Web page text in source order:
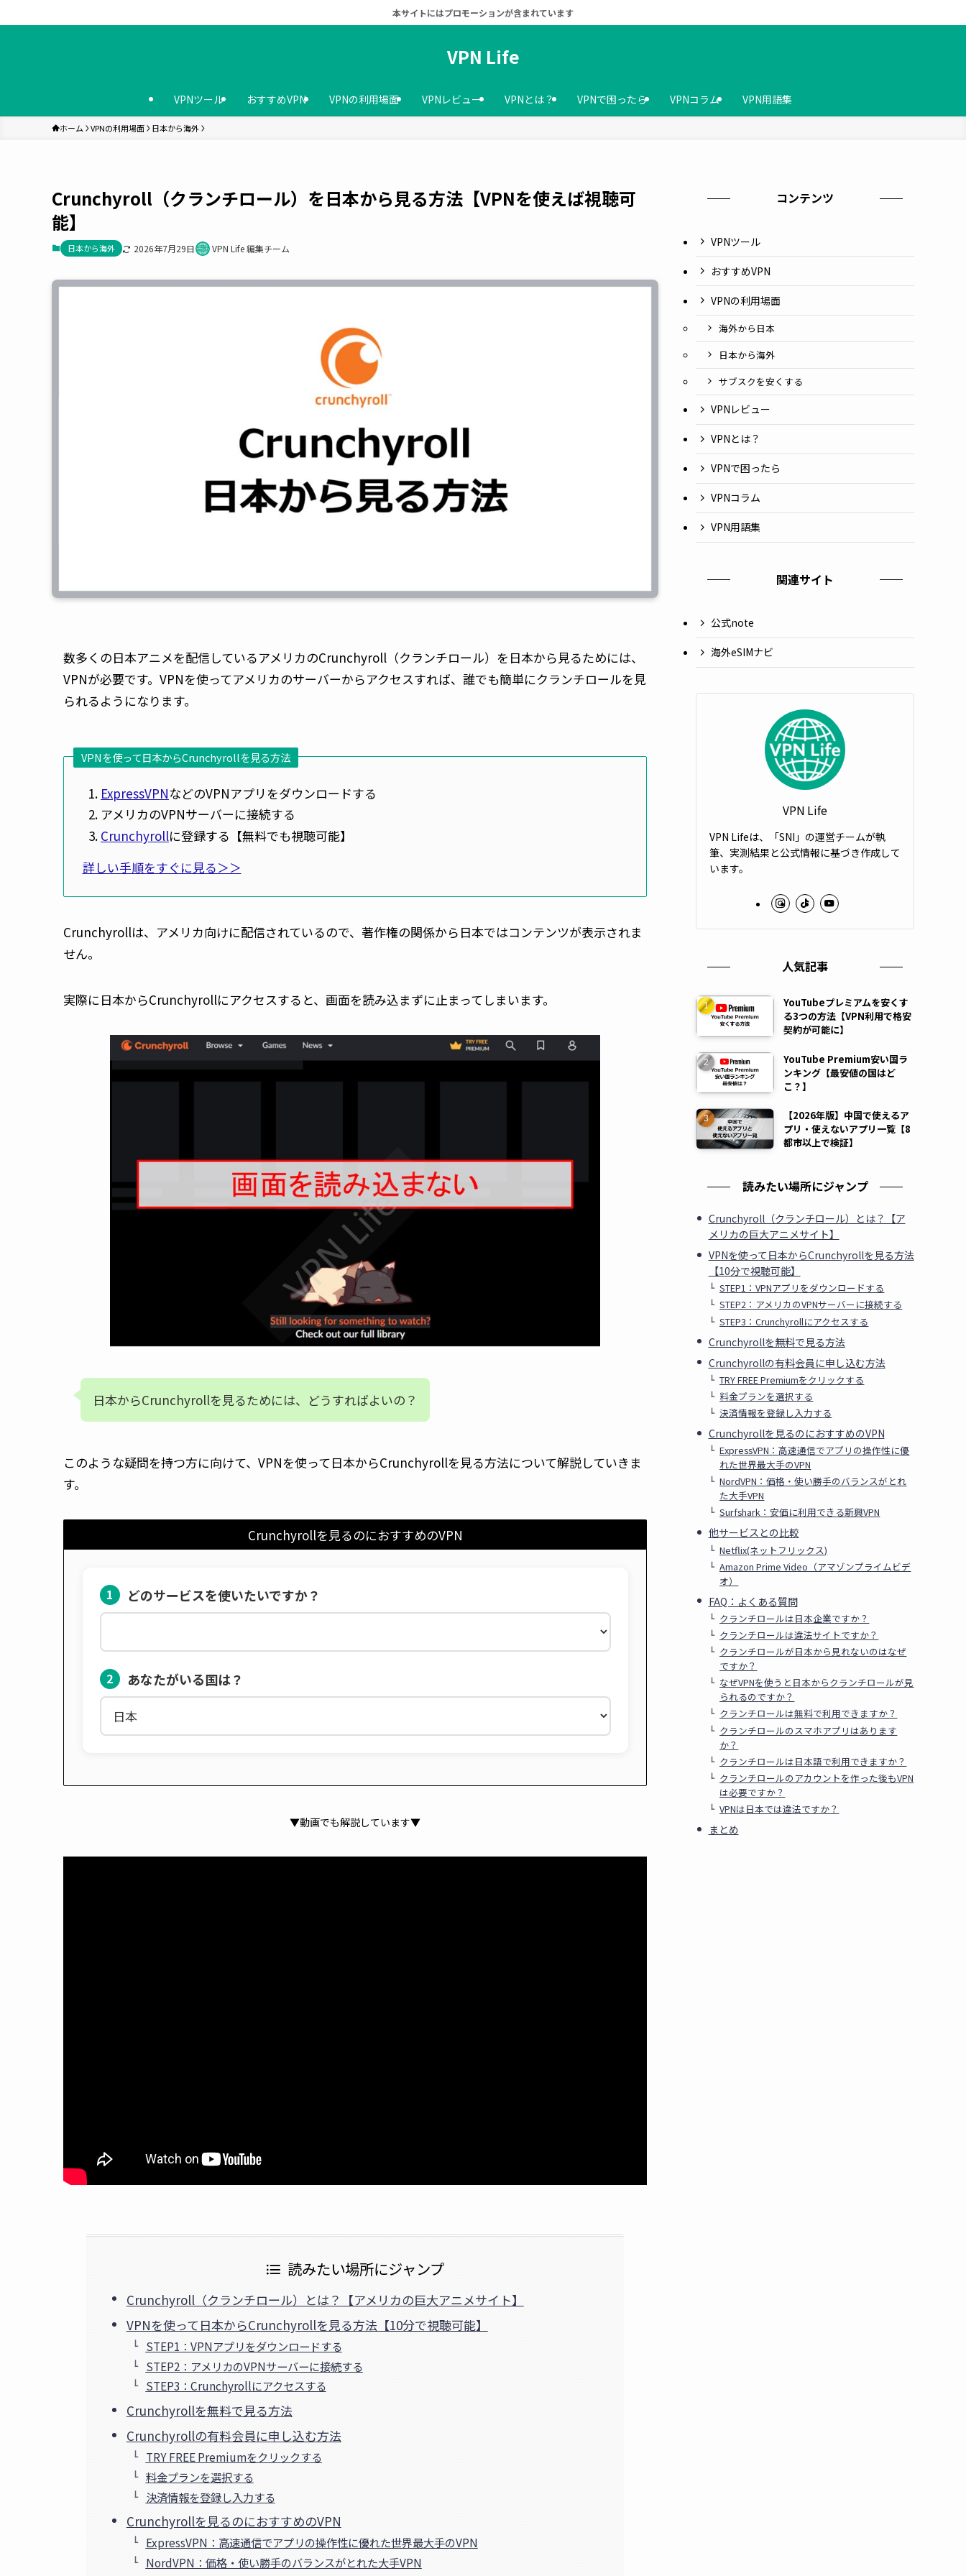
本サイトにはプロモーションが含まれています
VPN Life
VPNツール おすすめVPN VPNの利用場面 VPNレビュー VPNとは？ VPNで困ったら VPNコラム VPN用語集
ホーム VPNの利用場面 日本から海外
Crunchyroll（クランチロール）を日本から見る方法【VPNを使えば視聴可
能】
日本から海外 2026年7月29日 VPN Life 編集チーム
数多くの日本アニメを配信しているアメリカのCrunchyroll（クランチロール）を日本から見るためには、
VPNが必要です。VPNを使ってアメリカのサーバーからアクセスすれば、誰でも簡単にクランチロールを見
られるようになります。
VPNを使って日本からCrunchyrollを見る方法
ExpressVPNなどのVPNアプリをダウンロードする
アメリカのVPNサーバーに接続する
Crunchyrollに登録する【無料でも視聴可能】
詳しい手順をすぐに見る＞＞
Crunchyrollは、アメリカ向けに配信されているので、著作権の関係から日本ではコンテンツが表示されま
せん。
実際に日本からCrunchyrollにアクセスすると、画面を読み込まずに止まってしまいます。
日本からCrunchyrollを見るためには、どうすればよいの？
このような疑問を持つ方に向けて、VPNを使って日本からCrunchyrollを見る方法について解説していきま
す。
Crunchyrollを見るのにおすすめのVPN
1 どのサービスを使いたいですか？
2 あなたがいる国は？
▼動画でも解説しています▼
読みたい場所にジャンプ
Crunchyroll（クランチロール）とは？【アメリカの巨大アニメサイト】
VPNを使って日本からCrunchyrollを見る方法【10分で視聴可能】
STEP1：VPNアプリをダウンロードする
STEP2：アメリカのVPNサーバーに接続する
STEP3：Crunchyrollにアクセスする
Crunchyrollを無料で見る方法
Crunchyrollの有料会員に申し込む方法
TRY FREE Premiumをクリックする
料金プランを選択する
決済情報を登録し入力する
Crunchyrollを見るのにおすすめのVPN
ExpressVPN：高速通信でアプリの操作性に優れた世界最大手のVPN
NordVPN：価格・使い勝手のバランスがとれた大手VPN
コンテンツ
VPNツール
おすすめVPN
VPNの利用場面
海外から日本
日本から海外
サブスクを安くする
VPNレビュー
VPNとは？
VPNで困ったら
VPNコラム
VPN用語集
関連サイト
公式note
海外eSIMナビ
VPN Life
VPN Lifeは、「SNI」の運営チームが執
筆、実測結果と公式情報に基づき作成して
います。
人気記事
YouTubeプレミアムを安くす
る3つの方法【VPN利用で格安
契約が可能に】
YouTube Premium安い国ラ
ンキング【最安値の国はど
こ？】
【2026年版】中国で使えるア
プリ・使えないアプリ一覧【8
都市以上で検証】
読みたい場所にジャンプ
Crunchyroll（クランチロール）とは？【ア
メリカの巨大アニメサイト】
VPNを使って日本からCrunchyrollを見る方法
【10分で視聴可能】
STEP1：VPNアプリをダウンロードする
STEP2：アメリカのVPNサーバーに接続する
STEP3：Crunchyrollにアクセスする
Crunchyrollを無料で見る方法
Crunchyrollの有料会員に申し込む方法
TRY FREE Premiumをクリックする
料金プランを選択する
決済情報を登録し入力する
Crunchyrollを見るのにおすすめのVPN
ExpressVPN：高速通信でアプリの操作性に優
れた世界最大手のVPN
NordVPN：価格・使い勝手のバランスがとれ
た大手VPN
Surfshark：安価に利用できる新興VPN
他サービスとの比較
Netflix(ネットフリックス)
Amazon Prime Video（アマゾンプライムビデ
オ）
FAQ：よくある質問
クランチロールは日本企業ですか？
クランチロールは違法サイトですか？
クランチロールが日本から見れないのはなぜ
ですか？
なぜVPNを使うと日本からクランチロールが見
られるのですか？
クランチロールは無料で利用できますか？
クランチロールのスマホアプリはあります
か？
クランチロールは日本語で利用できますか？
クランチロールのアカウントを作った後もVPN
は必要ですか？
VPNは日本では違法ですか？
まとめ